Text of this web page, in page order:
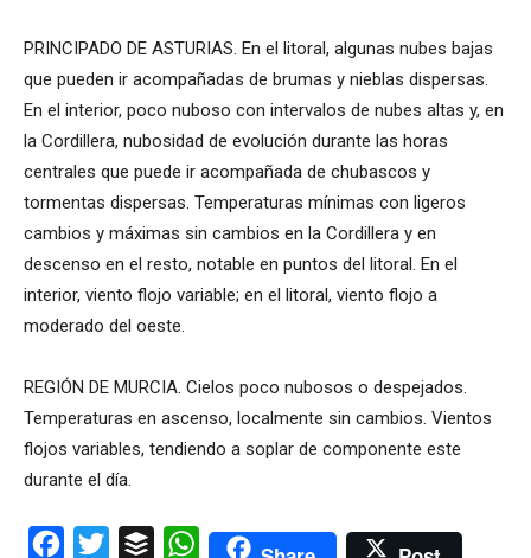
PRINCIPADO DE ASTURIAS. En el litoral, algunas nubes bajas
que pueden ir acompañadas de brumas y nieblas dispersas.
En el interior, poco nuboso con intervalos de nubes altas y, en
la Cordillera, nubosidad de evolución durante las horas
centrales que puede ir acompañada de chubascos y
tormentas dispersas. Temperaturas mínimas con ligeros
cambios y máximas sin cambios en la Cordillera y en
descenso en el resto, notable en puntos del litoral. En el
interior, viento flojo variable; en el litoral, viento flojo a
moderado del oeste.
REGIÓN DE MURCIA. Cielos poco nubosos o despejados.
Temperaturas en ascenso, localmente sin cambios. Vientos
flojos variables, tendiendo a soplar de componente este
durante el día.
Facebook
Twitter Buffer WhatsApp